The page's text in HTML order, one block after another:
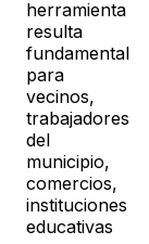
herramienta
resulta
fundamental
para
vecinos,
trabajadores
del
municipio,
comercios,
instituciones
educativas